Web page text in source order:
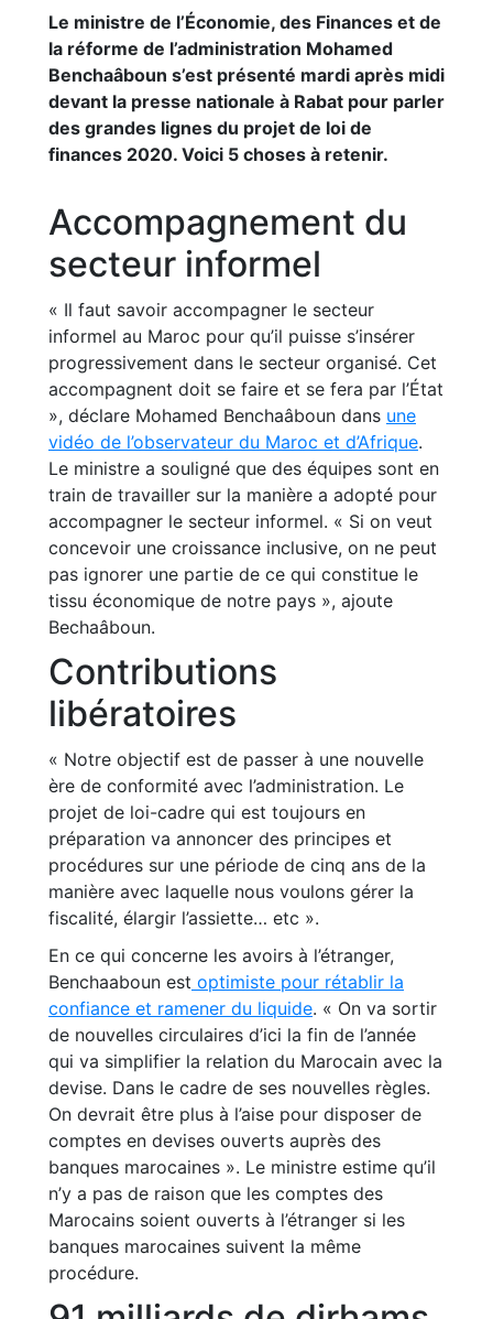
Le ministre de l’Économie, des Finances et de
la réforme de l’administration Mohamed
Benchaâboun s’est présenté mardi après midi
devant la presse nationale à Rabat pour parler
des grandes lignes du projet de loi de
finances 2020. Voici 5 choses à retenir.
Accompagnement du
secteur informel
« Il faut savoir accompagner le secteur
informel au Maroc pour qu’il puisse s’insérer
progressivement dans le secteur organisé. Cet
accompagnent doit se faire et se fera par l’État
», déclare Mohamed Benchaâboun dans une
vidéo de l’observateur du Maroc et d’Afrique.
Le ministre a souligné que des équipes sont en
train de travailler sur la manière a adopté pour
accompagner le secteur informel. « Si on veut
concevoir une croissance inclusive, on ne peut
pas ignorer une partie de ce qui constitue le
tissu économique de notre pays », ajoute
Bechaâboun.
Contributions
libératoires
« Notre objectif est de passer à une nouvelle
ère de conformité avec l’administration. Le
projet de loi-cadre qui est toujours en
préparation va annoncer des principes et
procédures sur une période de cinq ans de la
manière avec laquelle nous voulons gérer la
fiscalité, élargir l’assiette… etc ».
En ce qui concerne les avoirs à l’étranger,
Benchaaboun est optimiste pour rétablir la
confiance et ramener du liquide. « On va sortir
de nouvelles circulaires d’ici la fin de l’année
qui va simplifier la relation du Marocain avec la
devise. Dans le cadre de ses nouvelles règles.
On devrait être plus à l’aise pour disposer de
comptes en devises ouverts auprès des
banques marocaines ». Le ministre estime qu’il
n’y a pas de raison que les comptes des
Marocains soient ouverts à l’étranger si les
banques marocaines suivent la même
procédure.